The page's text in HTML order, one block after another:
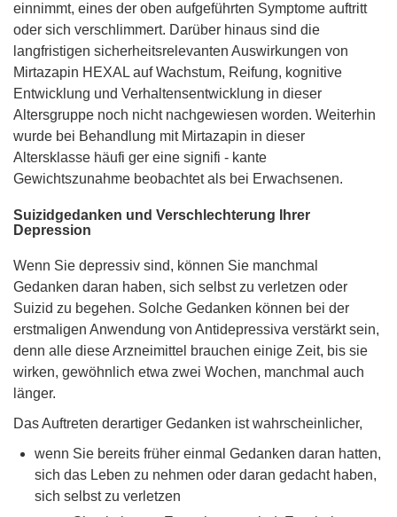
einnimmt, eines der oben aufgeführten Symptome auftritt
oder sich verschlimmert. Darüber hinaus sind die
langfristigen sicherheitsrelevanten Auswirkungen von
Mirtazapin HEXAL auf Wachstum, Reifung, kognitive
Entwicklung und Verhaltensentwicklung in dieser
Altersgruppe noch nicht nachgewiesen worden. Weiterhin
wurde bei Behandlung mit Mirtazapin in dieser
Altersklasse häufi ger eine signifi - kante
Gewichtszunahme beobachtet als bei Erwachsenen.
Suizidgedanken und Verschlechterung Ihrer
Depression
Wenn Sie depressiv sind, können Sie manchmal
Gedanken daran haben, sich selbst zu verletzen oder
Suizid zu begehen. Solche Gedanken können bei der
erstmaligen Anwendung von Antidepressiva verstärkt sein,
denn alle diese Arzneimittel brauchen einige Zeit, bis sie
wirken, gewöhnlich etwa zwei Wochen, manchmal auch
länger.
Das Auftreten derartiger Gedanken ist wahrscheinlicher,
wenn Sie bereits früher einmal Gedanken daran hatten,
sich das Leben zu nehmen oder daran gedacht haben,
sich selbst zu verletzen